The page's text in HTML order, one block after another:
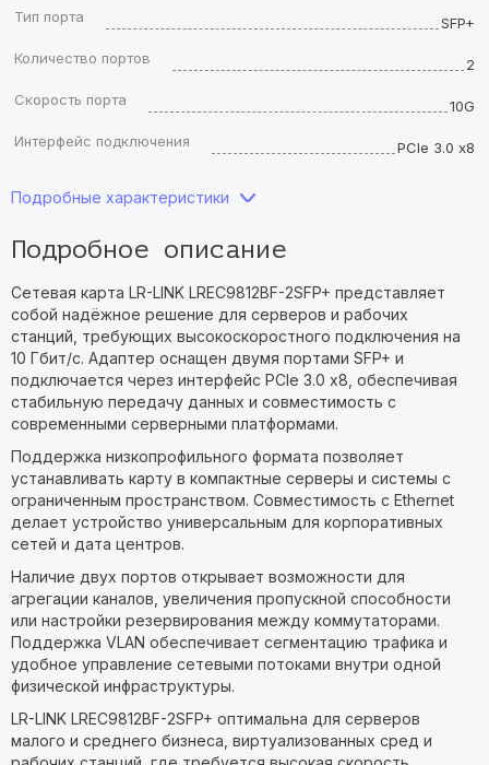
Тип порта
SFP+
Количество портов
2
Скорость порта
10G
Интерфейс подключения
PCIe 3.0 x8
Подробные характеристики
Подробное описание
Сетевая карта LR-LINK LREC9812BF-2SFP+ представляет
собой надёжное решение для серверов и рабочих
станций, требующих высокоскоростного подключения на
10 Гбит/с. Адаптер оснащен двумя портами SFP+ и
подключается через интерфейс PCIe 3.0 x8, обеспечивая
стабильную передачу данных и совместимость с
современными серверными платформами.
Поддержка низкопрофильного формата позволяет
устанавливать карту в компактные серверы и системы с
ограниченным пространством. Совместимость с Ethernet
делает устройство универсальным для корпоративных
сетей и дата центров.
Наличие двух портов открывает возможности для
агрегации каналов, увеличения пропускной способности
или настройки резервирования между коммутаторами.
Поддержка VLAN обеспечивает сегментацию трафика и
удобное управление сетевыми потоками внутри одной
физической инфраструктуры.
LR-LINK LREC9812BF-2SFP+ оптимальна для серверов
малого и среднего бизнеса, виртуализованных сред и